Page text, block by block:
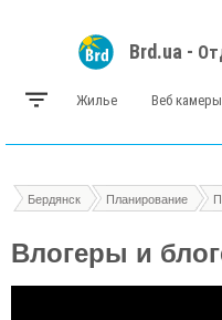
Brd.ua -
Жилье Веб камеры
Бердянск Планирование
Влогеры и